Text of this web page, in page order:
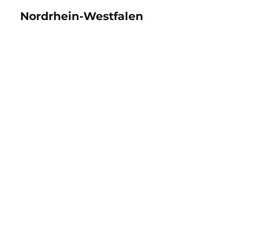
Nordrhein-Westfalen